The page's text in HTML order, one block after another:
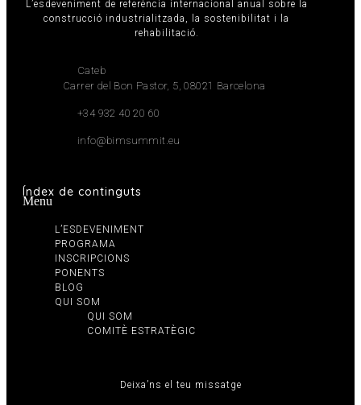
L’esdeveniment de referència internacional anual sobre la
construcció industrialitzada, la sostenibilitat i la
rehabilitació.
Cateb
Carrer del Bon Pastor, 5, 08021 Barcelona
+34 932 40 20 60
info@bimsummit.eu
Índex de continguts
Menu
L’ESDEVENIMENT
PROGRAMA
INSCRIPCIONS
PONENTS
BLOG
QUI SOM
QUI SOM
COMITÈ ESTRATÈGIC
Deixa’ns el teu missatge